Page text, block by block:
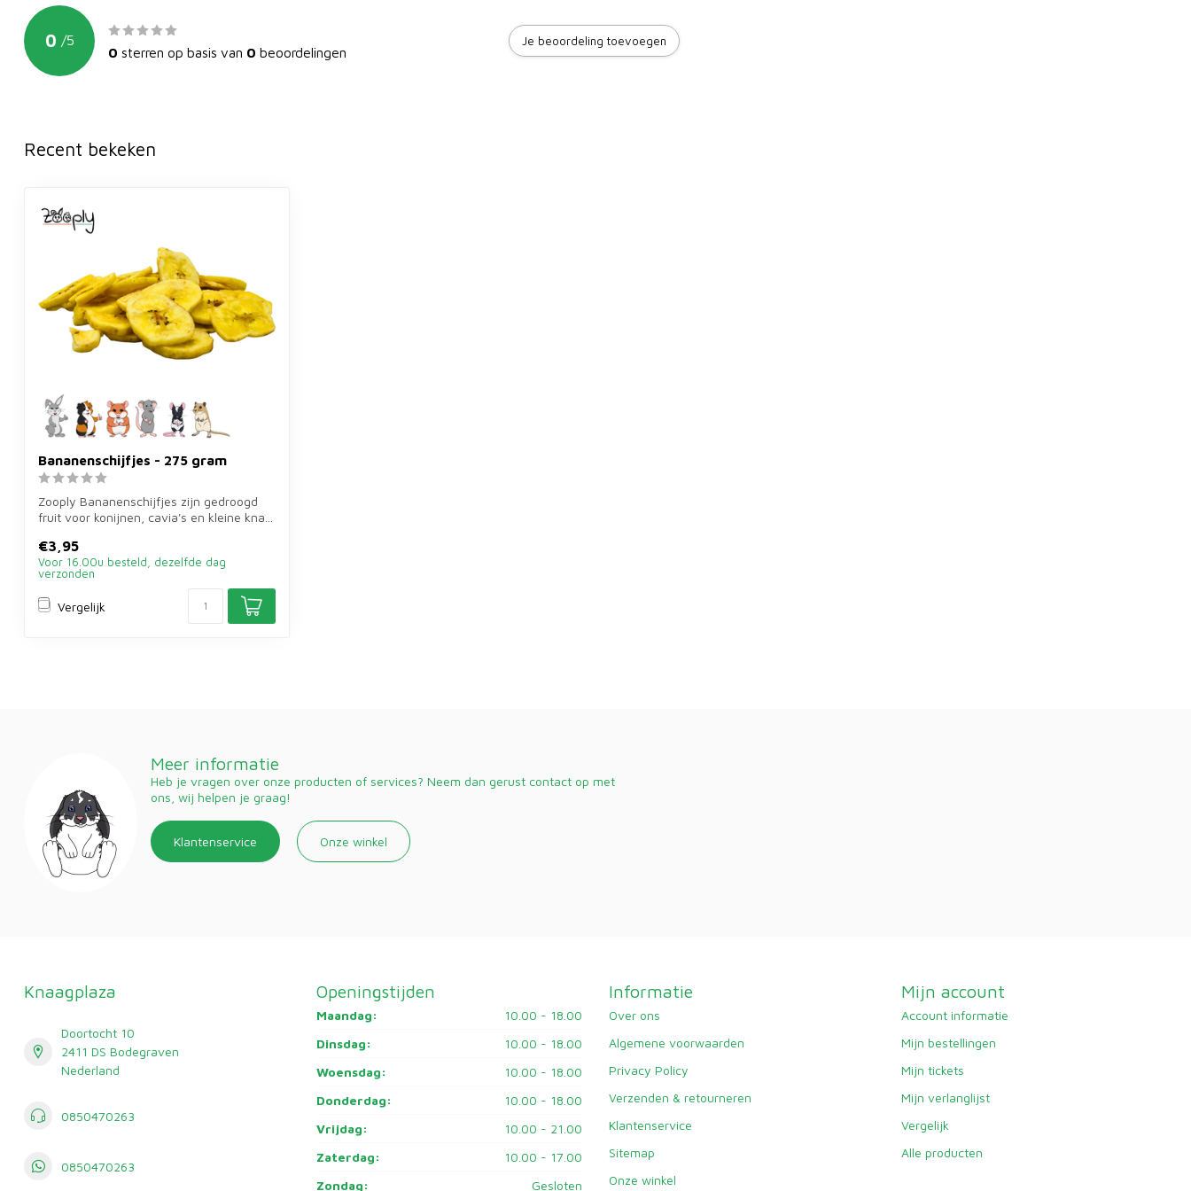
0 /5
0 sterren op basis van 0 beoordelingen
Je beoordeling toevoegen
Recent bekeken
Bananenschijfjes - 275 gram
Zooply Bananenschijfjes zijn gedroogd
fruit voor konijnen, cavia's en kleine kna...
€3,95
Voor 16.00u besteld, dezelfde dag
verzonden
Vergelijk
Meer informatie
Heb je vragen over onze producten of services? Neem dan gerust contact op met
ons, wij helpen je graag!
Klantenservice Onze winkel
Knaagplaza
Doortocht 10
2411 DS Bodegraven
Nederland
0850470263
0850470263
Openingstijden
Maandag:
10.00 - 18.00
Dinsdag:
10.00 - 18.00
Woensdag:
10.00 - 18.00
Donderdag:
10.00 - 18.00
Vrijdag:
10.00 - 21.00
Zaterdag:
10.00 - 17.00
Zondag:
Gesloten
Informatie
Over ons
Algemene voorwaarden
Privacy Policy
Verzenden & retourneren
Klantenservice
Sitemap
Onze winkel
Mijn account
Account informatie
Mijn bestellingen
Mijn tickets
Mijn verlanglijst
Vergelijk
Alle producten